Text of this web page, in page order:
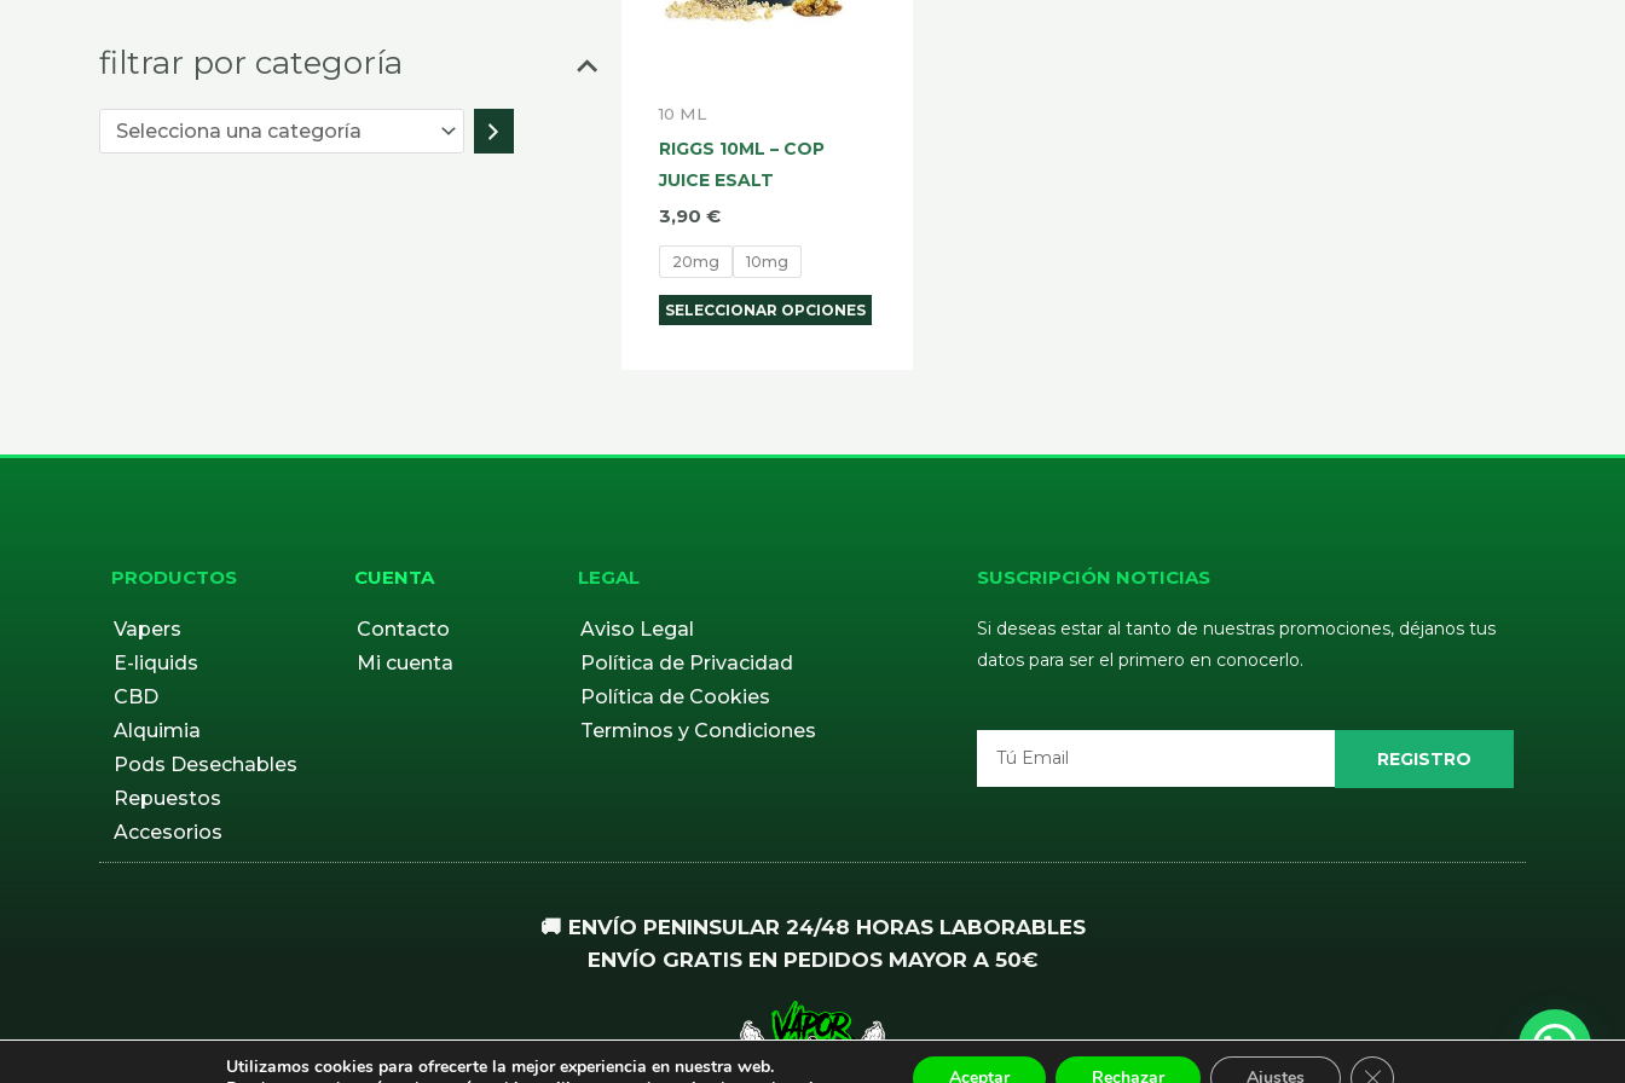
filtrar por categoría
10 ML
RIGGS 10ML – COP
JUICE ESALT
3,90 €
20mg 10mg
SELECCIONAR OPCIONES
PRODUCTOS
Vapers
E-liquids
CBD
Alquimia
Pods Desechables
Repuestos
Accesorios
CUENTA
Contacto
Mi cuenta
LEGAL
Aviso Legal
Política de Privacidad
Política de Cookies
Terminos y Condiciones
SUSCRIPCIÓN NOTICIAS
Si deseas estar al tanto de nuestras promociones, déjanos tus
datos para ser el primero en conocerlo.
REGISTRO
🚚 ENVÍO PENINSULAR 24/48 HORAS LABORABLES
ENVÍO GRATIS EN PEDIDOS MAYOR A 50€
Utilizamos cookies para ofrecerte la mejor experiencia en nuestra web.
Aceptar Rechazar Ajustes CERRAR EL BANNER DE